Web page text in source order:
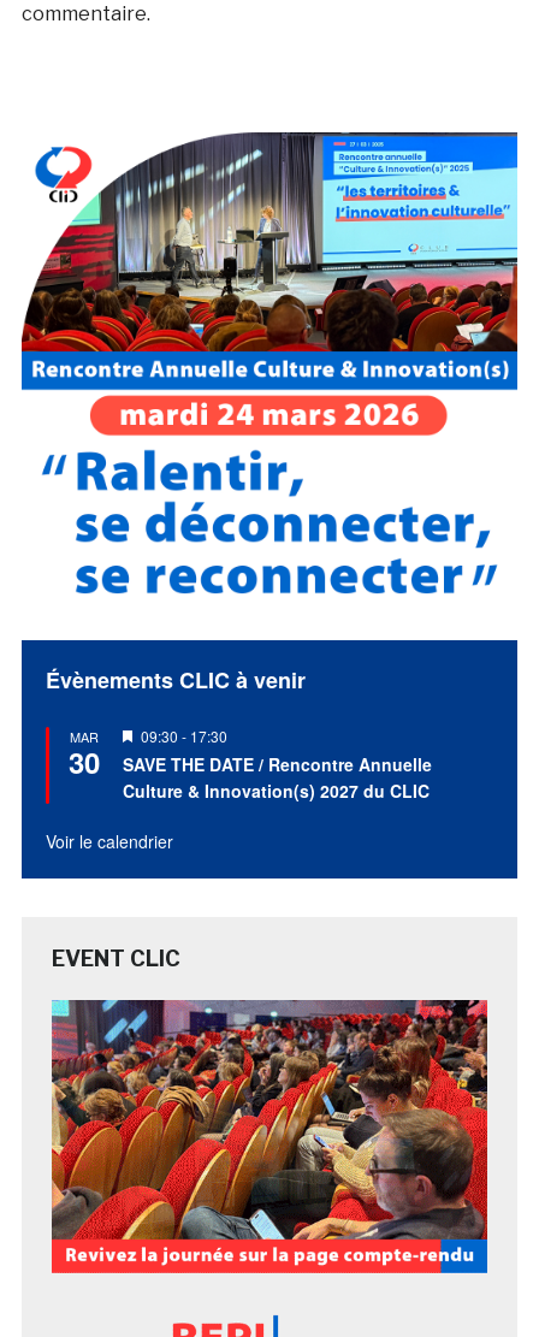
commentaire.
Évènements CLIC à venir
MAR
30
Mis
en
avant
09:30 - 17:30
SAVE THE DATE / Rencontre Annuelle
Culture & Innovation(s) 2027 du CLIC
Voir le calendrier
EVENT CLIC